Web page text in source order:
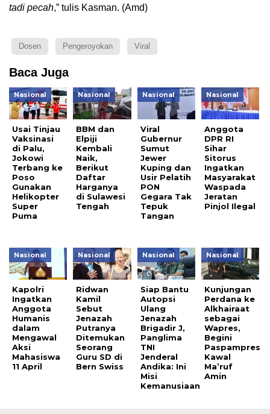
tadi pecah,” tulis Kasman. (Amd)
Dosen Pengeroyokan Viral
Baca Juga
Nasional
Usai Tinjau
Vaksinasi
di Palu,
Jokowi
Terbang ke
Poso
Gunakan
Helikopter
Super
Puma
Nasional
BBM dan
Elpiji
Kembali
Naik,
Berikut
Daftar
Harganya
di Sulawesi
Tengah
Nasional
Viral
Gubernur
Sumut
Jewer
Kuping dan
Usir Pelatih
PON
Gegara Tak
Tepuk
Tangan
Nasional
Anggota
DPR RI
Sihar
Sitorus
Ingatkan
Masyarakat
Waspada
Jeratan
Pinjol Ilegal
Nasional
Kapolri
Ingatkan
Anggota
Humanis
dalam
Mengawal
Aksi
Mahasiswa
11 April
Nasional
Ridwan
Kamil
Sebut
Jenazah
Putranya
Ditemukan
Seorang
Guru SD di
Bern Swiss
Nasional
Siap Bantu
Autopsi
Ulang
Jenazah
Brigadir J,
Panglima
TNI
Jenderal
Andika: Ini
Misi
Kemanusiaan
Nasional
Kunjungan
Perdana ke
Alkhairaat
sebagai
Wapres,
Begini
Paspampres
Kawal
Ma’ruf
Amin